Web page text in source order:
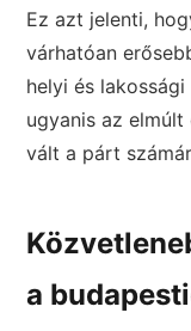
Ez azt jelenti,
várhatóan
helyi és
ugyanis az
vált a párt
a